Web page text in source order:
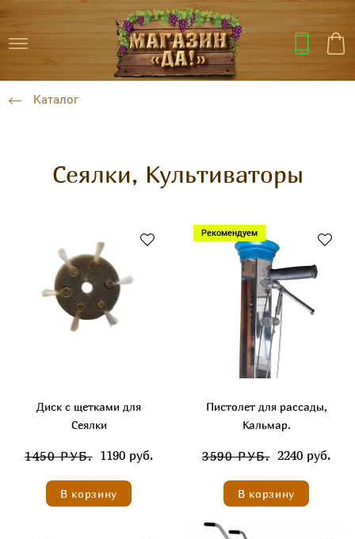
Каталог
Сеялки, Культиваторы
Диск с щетками для
Сеялки
1450 РУБ. 1190 руб.
В корзину
Рекомендуем
Пистолет для рассады,
Кальмар.
3590 РУБ. 2240 руб.
В корзину